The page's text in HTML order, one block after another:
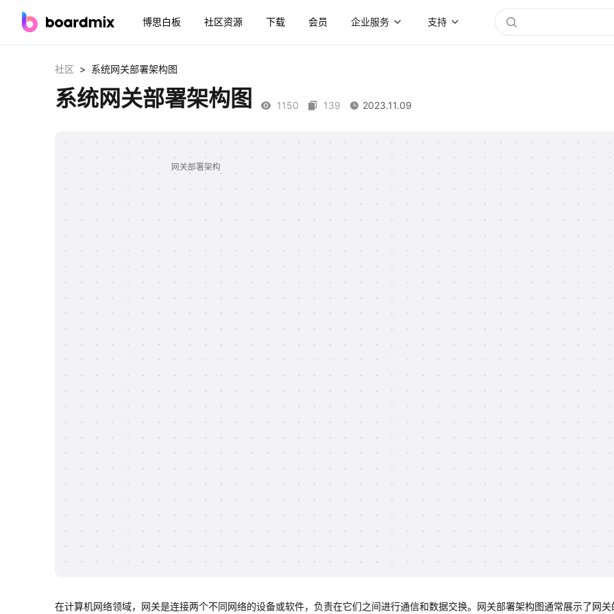
博思白板 社区资源 下载 会员 企业服务 支持
社区 > 系统网关部署架构图
系统网关部署架构图 1150 139 2023.11.09
在计算机网络领域，网关是连接两个不同网络的设备或软件，负责在它们之间进行通信和数据交换。网关部署架构图通常展示了网关